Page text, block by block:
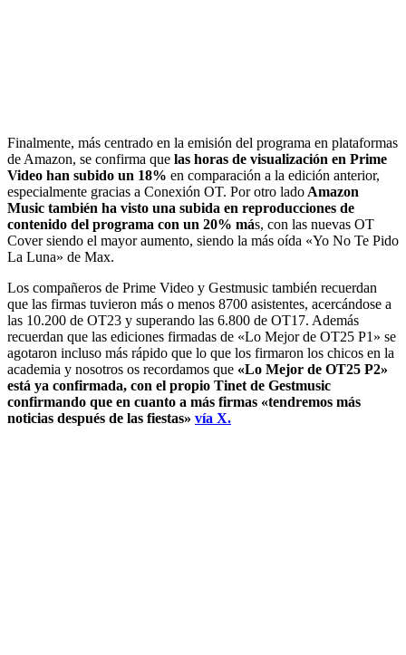
Finalmente, más centrado en la emisión del programa en plataformas
de Amazon, se confirma que las horas de visualización en Prime
Video han subido un 18% en comparación a la edición anterior,
especialmente gracias a Conexión OT. Por otro lado Amazon
Music también ha visto una subida en reproducciones de
contenido del programa con un 20% más, con las nuevas OT
Cover siendo el mayor aumento, siendo la más oída «Yo No Te Pido
La Luna» de Max.
Los compañeros de Prime Video y Gestmusic también recuerdan
que las firmas tuvieron más o menos 8700 asistentes, acercándose a
las 10.200 de OT23 y superando las 6.800 de OT17. Además
recuerdan que las ediciones firmadas de «Lo Mejor de OT25 P1» se
agotaron incluso más rápido que lo que los firmaron los chicos en la
academia y nosotros os recordamos que «Lo Mejor de OT25 P2»
está ya confirmada, con el propio Tinet de Gestmusic
confirmando que en cuanto a más firmas «tendremos más
noticias después de las fiestas» vía X.